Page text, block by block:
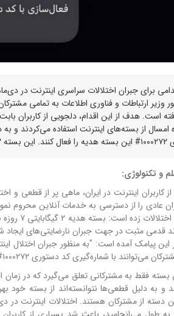
وزیر ارتباطات و فناوری اطلاعات به تمامی
است. هدف از این اقدام، دلجویی از کاربران
امسال از بسته‌های اینترنت استفاده می‌کردند و
و تکنولوژی:
بسیاری از کاربران اینترنت در ایران، ماهی پر
عادی را از دسترسی به خدمات آنلاین محروم
۷ روزه برای مشترکانی که در آن زمان بسته فعال داشته‌اند.
قدمی مثبت در جهت جبران نارضایتی‌های ایجاد
فقط به مشترکانی تعلق می‌گیرد که در زمان
و به دلیل قطعی‌ها نتوانسته‌اند از بسته خود